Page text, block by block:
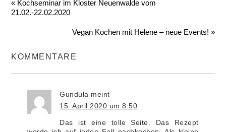
« Kochseminar im Kloster Neuenwalde vom
21.02.-22.02.2020
Vegan Kochen mit Helene – neue Events! »
KOMMENTARE
Gundula meint
15. April 2020 um 8:50
Das ist eine tolle Seite. Das Rezept